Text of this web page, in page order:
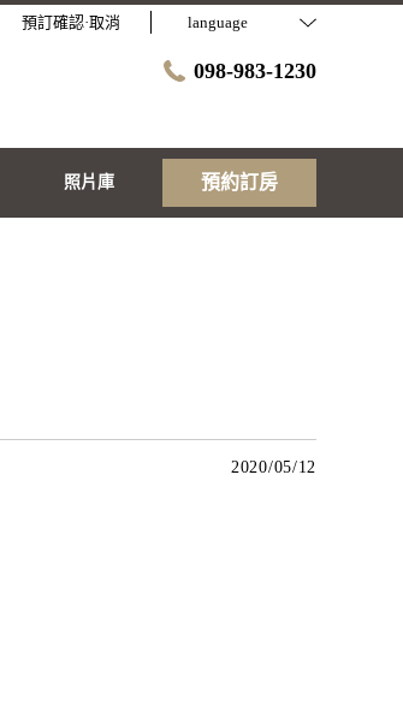
預訂確認·取消 language
098-983-1230
照片庫 預約訂房
2020/05/12